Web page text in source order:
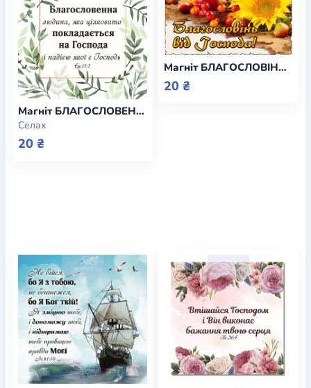
Магніт БЛАГОСЛОВЕННА ЛЮДИНА / Еммаус
Селах
20 ₴
Магніт БЛАГОСЛОВІНЬ ВІД ГОСПОДА! / Еммаус
20 ₴